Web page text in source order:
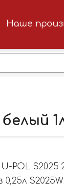
Наше
POL S2025